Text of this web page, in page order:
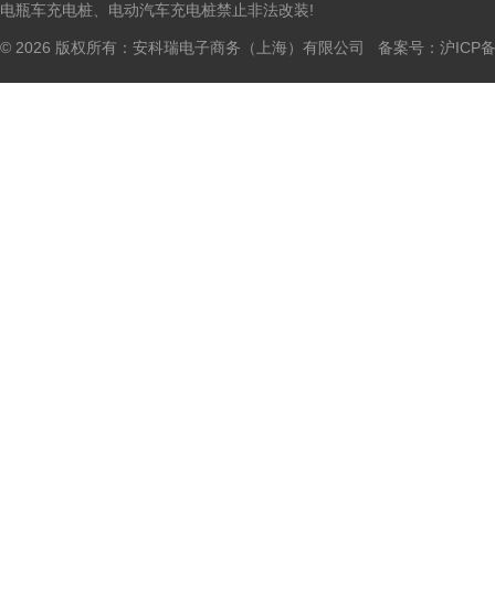
电瓶车充电桩、电动汽车充电桩禁止非法改装!
© 2026 版权所有：安科瑞电子商务（上海）有限公司 备案号： 沪ICP